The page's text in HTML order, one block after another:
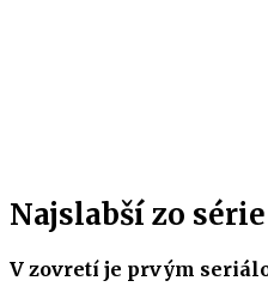
Najslabší zo série
V zovretí je prvým